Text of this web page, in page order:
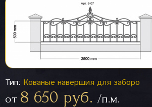
Тип: Кованые навершия для заборо
от 8 650 руб. /п.м.